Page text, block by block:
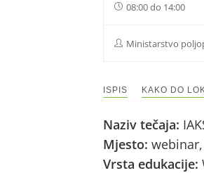
08:00 do 14:00
Ministarstvo
ISPIS KAKO DO
Naziv tečaja:
Mjesto:
Vrsta edukacije: